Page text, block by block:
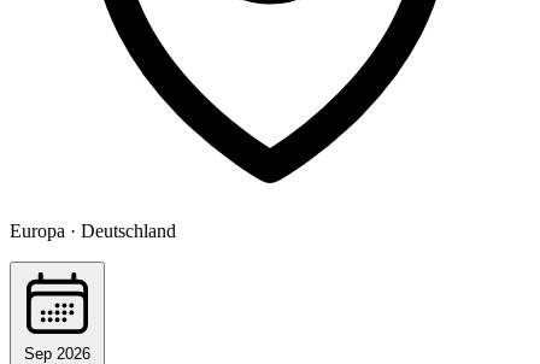
Europa · Deutschland
Sep 2026